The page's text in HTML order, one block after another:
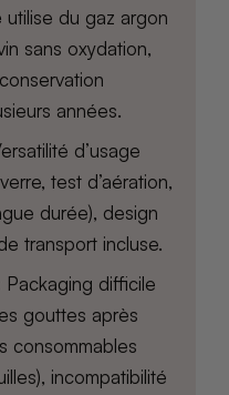
utilise du gaz argon
sans oxydation,
années.
d’usage
test d’aération,
durée), design
transport incluse.
Packaging difficile
gouttes après
consommables
incompatibilité